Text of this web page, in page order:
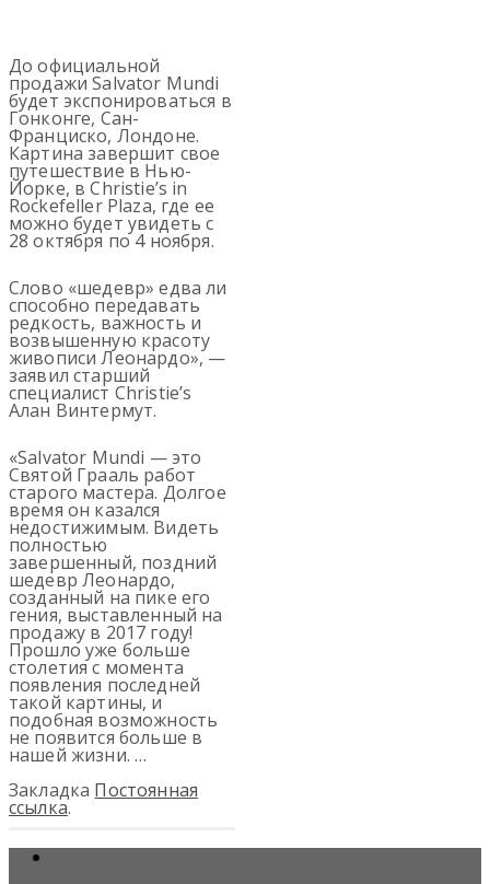
До официальной
продажи Salvator Mundi
будет экспонироваться в
Гонконге, Сан-
Франциско, Лондоне.
Картина завершит свое
путешествие в Нью-
Йорке, в Christie’s in
Rockefeller Plaza, где ее
можно будет увидеть с
28 октября по 4 ноября.
Слово «шедевр» едва ли
способно передавать
редкость, важность и
возвышенную красоту
живописи Леонардо», —
заявил старший
специалист Christie’s
Алан Винтермут.
«Salvator Mundi — это
Святой Грааль работ
старого мастера. Долгое
время он казался
недостижимым. Видеть
полностью
завершенный, поздний
шедевр Леонардо,
созданный на пике его
гения, выставленный на
продажу в 2017 году!
Прошло уже больше
столетия с момента
появления последней
такой картины, и
подобная возможность
не появится больше в
нашей жизни. …
Закладка Постоянная
ссылка.